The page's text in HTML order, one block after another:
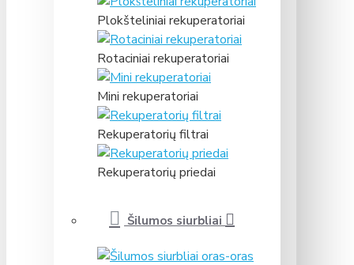
Plokšteliniai rekuperatoriai
Rotaciniai rekuperatoriai
Mini rekuperatoriai
Rekuperatorių filtrai
Rekuperatorių priedai
Šilumos siurbliai